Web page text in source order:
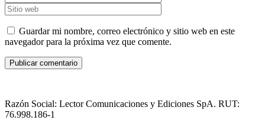
Guardar mi nombre, correo electrónico y sitio web en este
navegador para la próxima vez que comente.
Razón Social: Lector Comunicaciones y Ediciones SpA. RUT:
76.998.186-1